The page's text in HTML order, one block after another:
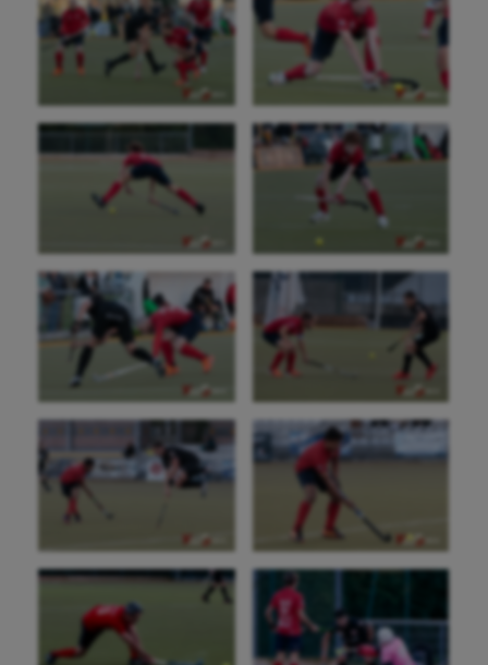
Aéronautique
Athlétisme
Auto
Ballon au poing
Billard
Boules lyonnaises
Canoë-kayak